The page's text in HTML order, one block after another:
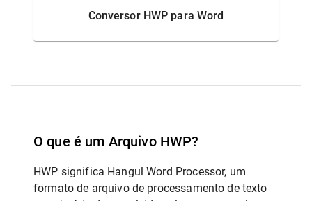
Conversor HWP para Word
O que é um Arquivo HWP?
HWP significa Hangul Word Processor, um
formato de arquivo de processamento de texto